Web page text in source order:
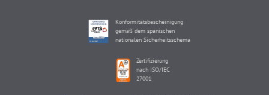
Konformitätsbescheinigung
gemäß dem spanischen
nationalen Sicherheitsschema
Zertifizierung
nach ISO/IEC
27001